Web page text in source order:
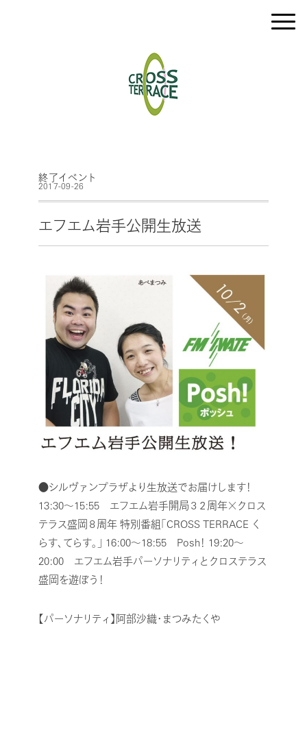
終了イベント
2017-09-26
エフエム岩手公開生放送
●シルヴァンプラザより生放送でお届けします！
13:30～15:55 エフエム岩手開局３２周年×クロス
テラス盛岡８周年 特別番組「CROSS TERRACE く
らす、てらす。」 16:00～18:55 Posh！ 19:20～
20:00 エフエム岩手パーソナリティとクロステラス
盛岡を遊ぼう！
【パーソナリティ】阿部沙織・まつみたくや